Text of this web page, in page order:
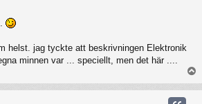
helst. jag tyckte att beskrivningen Elektronik
minnen var ... speciellt, men det här ....
p
p